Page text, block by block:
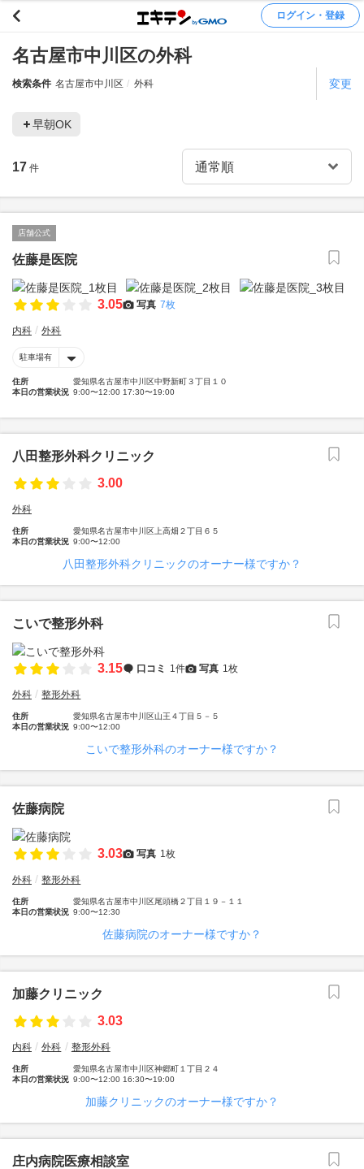
ログイン・登録
名古屋市中川区の外科
検索条件 名古屋市中川区 外科 変更
早朝OK
17 件
店舗公式
佐藤是医院
3.05 写真 7枚
内科 外科
駐車場有
住所
愛知県名古屋市中川区中野新町３丁目１０
本日の営業状況 9:00〜12:00 17:30〜19:00
八田整形外科クリニック
3.00
外科
住所
愛知県名古屋市中川区上高畑２丁目６５
本日の営業状況 9:00〜12:00
八田整形外科クリニックのオーナー様ですか？
こいで整形外科
3.15 口コミ 1件 写真 1枚
外科 整形外科
住所
愛知県名古屋市中川区山王４丁目５－５
本日の営業状況 9:00〜12:00
こいで整形外科のオーナー様ですか？
佐藤病院
3.03 写真 1枚
外科 整形外科
住所
愛知県名古屋市中川区尾頭橋２丁目１９－１１
本日の営業状況 9:00〜12:30
佐藤病院のオーナー様ですか？
加藤クリニック
3.03
内科 外科 整形外科
住所
愛知県名古屋市中川区神郷町１丁目２４
本日の営業状況 9:00〜12:00 16:30〜19:00
加藤クリニックのオーナー様ですか？
庄内病院医療相談室